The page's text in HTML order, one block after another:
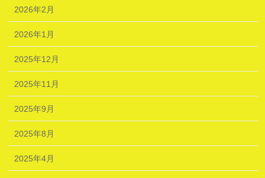
2026年2月
2026年1月
2025年12月
2025年11月
2025年9月
2025年8月
2025年4月